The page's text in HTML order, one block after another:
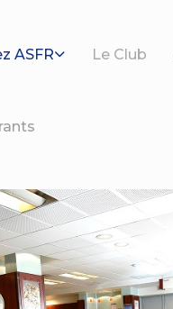
ASFR Le Club